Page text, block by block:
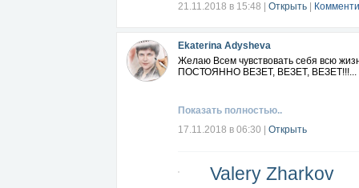
21.11.2018 в 15:48
Открыть
Ekaterina Adysheva
Желаю Всем чувствовать себя всю
ПОСТОЯННО ВЕЗЕТ, ВЕЗЕТ, ВЕЗЕТ!!!...
Показать полностью..
17.11.2018 в 06:30
Открыть
Valery Zharkov